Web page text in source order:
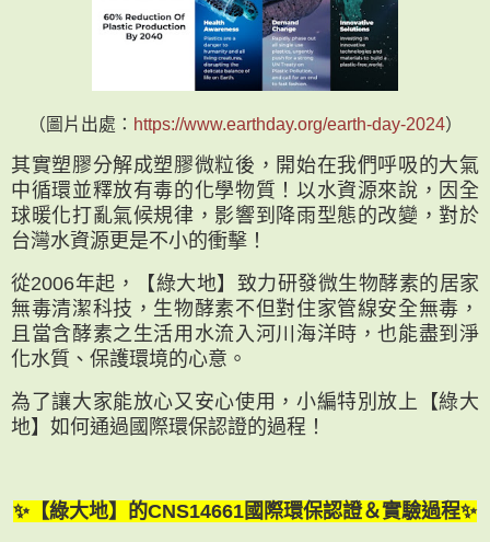
（圖片出處： https://www.earthday.org/earth-day-2024）
其實塑膠分解成塑膠微粒後，開始在我們呼吸的大氣
中循環並釋放有毒的化學物質！以水資源來說，因全
球暖化打亂氣候規律，影響到降雨型態的改變，對於
台灣水資源更是不小的衝擊！
從2006年起，【綠大地】致力研發微生物酵素的居家
無毒清潔科技，生物酵素不但對住家管線安全無毒，
且當含酵素之生活用水流入河川海洋時，也能盡到淨
化水質、保護環境的心意。
為了讓大家能放心又安心使用，小編特別放上【綠大
地】如何通過國際環保認證的過程！
✨【綠大地】的CNS14661國際環保認證＆實驗過程✨